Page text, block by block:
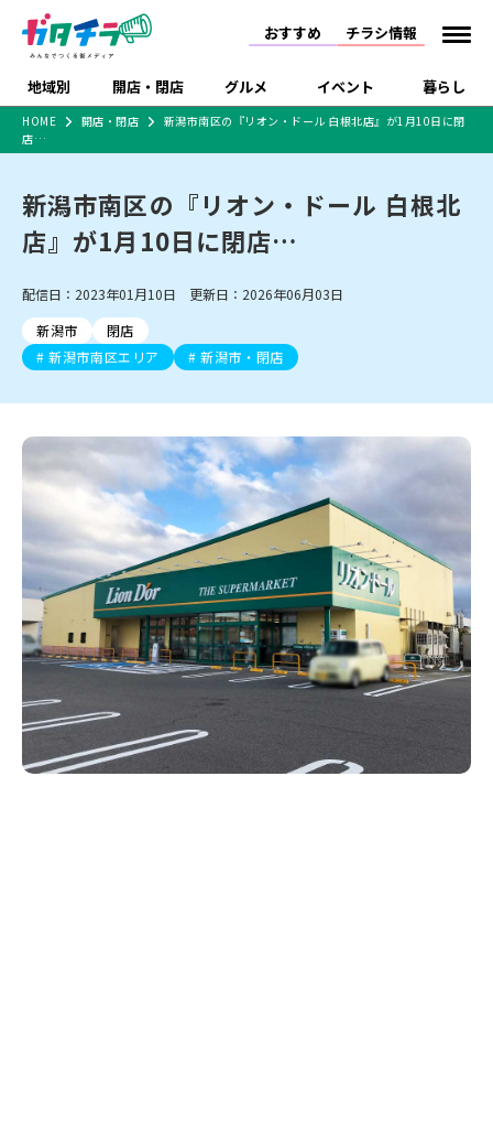
おすすめ チラシ情報
地域別 開店・閉店 グルメ イベント 暮らし
新潟市 下越
中越 上越
新潟市中央区 新潟市東区 新潟市西区
新潟市南区
新潟市江南区 新潟市秋葉区
村上・関川
新発田・聖籠
胎内・粟島
三条・加茂・田上
五泉・阿賀野・阿賀
燕・弥彦
長岡・見附
小千谷・十日町・津南
魚沼・南魚沼・湯沢
柏崎・刈羽・出雲崎
上越・妙高・糸魚川
開店 閉店
リニューアル・移転 休業 開店まとめ
新潟市・開店
長岡市・閉店
上越市・開店
上越市・閉店
ラーメン 現地レポート
和食 洋食
ご当地グルメ 食べ歩き テイクアウト
居酒屋・バー 焼肉
パスタ
パン・ベーカリー
タレカツ・豚カツ
デカ盛り・大盛り
旨辛・激辛
定食・町定食 海鮮・鮨
そば・うどん
日本酒・新潟清酒
ワイン・クラフトビール
ケーキ・パフェ
ビアガーデン・暑気払い
忘新年会・歓送迎会
体験・販売 祭り・伝統行事
趣味・展示会 ライブ・コンサート
セミナー・講演会 子ども向け 花火大会
住宅展示場
完成見学会 学生スポーツ アルビレックス
施設・ショップ
住宅メーカー・工務
店
食品メーカー・県産
品
リラクゼーション・整体
スキー場
リユース・買取
病院・クリニック
イオンモール
ラブラ万代・ラブラ2
ビルボードプレイスBP
新潟伊勢丹
ピア万代
リバーサイド千秋
パティオPATIO
特売セール インタビュー
特集・まとめ記事
セツコママ ランキング
開店まとめ
閉店まとめ 人気記事まとめ
ショッピングモール・
大型施設
ファッション
新車・中古車・カー用品
旅行・レジャー
家電・携帯電話
冠婚葬祭
習い事・塾 通販・EC
官公庁・自治体
新潟市 チラシ
長岡・見附 チラシ
上越・妙高・糸魚川 チラシ
注目 チラシ
週末セール
火曜セール
オープン・リニューアルセール
周年祭・感謝祭セール
年末・初売りセール
HOME 開店・閉店
新潟市南区の『リオン・ドール 白根北店』が1月10日に閉
店…
新潟市南区の『リオン・ドール 白根北
店』が1月10日に閉店…
配信日：2023年01月10日 更新日：2026年06月03日
新潟市
閉店
新潟市南区エリア
新潟市・閉店